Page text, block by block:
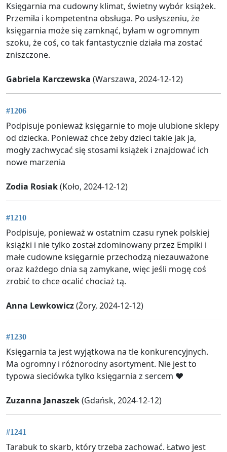
Księgarnia ma cudowny klimat, świetny wybór książek.
Przemiła i kompetentna obsługa. Po usłyszeniu, że
księgarnia może się zamknąć, byłam w ogromnym
szoku, że coś, co tak fantastycznie działa ma zostać
zniszczone.
Gabriela Karczewska (Warszawa, 2024-12-12)
#1206
Podpisuje ponieważ księgarnie to moje ulubione sklepy
od dziecka. Ponieważ chce żeby dzieci takie jak ja,
mogły zachwycać się stosami książek i znajdować ich
nowe marzenia
Zodia Rosiak(Koło, 2024-12-12)
#1210
Podpisuje, ponieważ w ostatnim czasu rynek polskiej
książki i nie tylko został zdominowany przez Empiki i
małe cudowne księgarnie przechodzą niezauważone
oraz każdego dnia są zamykane, więc jeśli mogę coś
zrobić to chce ocalić chociaż tą.
Anna Lewkowicz(Żory, 2024-12-12)
#1230
Księgarnia ta jest wyjątkowa na tle konkurencyjnych.
Ma ogromny i różnorodny asortyment. Nie jest to
typowa sieciówka tylko księgarnia z sercem ❤️
Zuzanna Janaszek(Gdańsk, 2024-12-12)
#1241
Tarabuk to skarb, który trzeba zachować. Łatwo jest